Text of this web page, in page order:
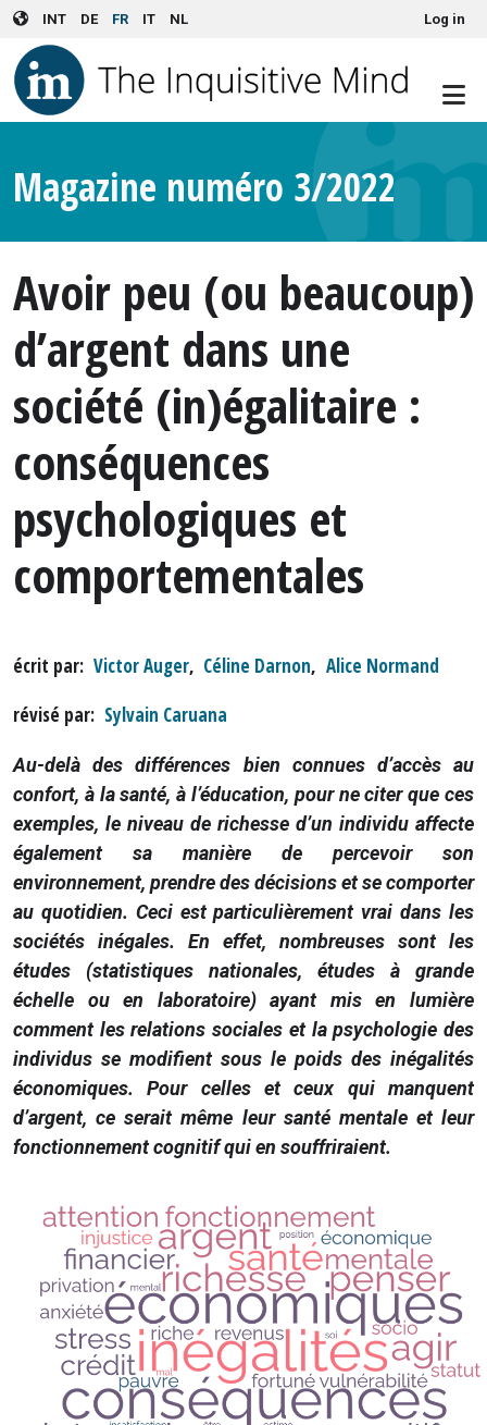
Skip to main content
INT DE FR IT NL User account menuLog in
Magazine numéro 3/2022
Avoir peu (ou beaucoup)
d’argent dans une
société (in)égalitaire :
conséquences
psychologiques et
comportementales
écrit par Victor Auger, Céline Darnon, Alice Normand
révisé par
Sylvain Caruana
Au-delà des différences bien connues d’accès au
confort, à la santé, à l’éducation, pour ne citer que ces
exemples, le niveau de richesse d’un individu affecte
également sa manière de percevoir son
environnement, prendre des décisions et se comporter
au quotidien. Ceci est particulièrement vrai dans les
sociétés inégales. En effet, nombreuses sont les
études (statistiques nationales, études à grande
échelle ou en laboratoire) ayant mis en lumière
comment les relations sociales et la psychologie des
individus se modifient sous le poids des inégalités
économiques. Pour celles et ceux qui manquent
d’argent, ce serait même leur santé mentale et leur
fonctionnement cognitif qui en souffriraient.